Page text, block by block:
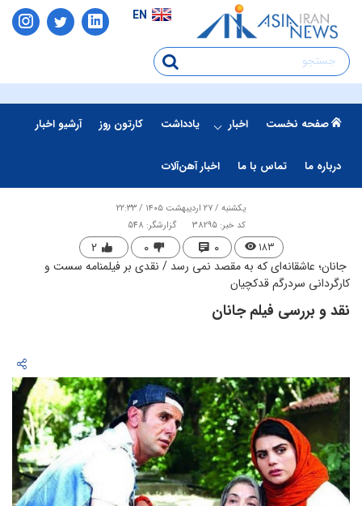
EN
صفحه نخست اخبار یادداشت کارتون روز آرشیو اخبار
درباره ما تماس با ما اخبار آهن‌آلات
یکشنبه / ۲۷ اردیبهشت ۱۴۰۵ / ۲۲:۳۳
کد خبر: 38295
گزارشگر: 548
۱۸۳ ۰ ۰ ۲
​ جانان؛ عاشقانه‌ای که به مقصد نمی رسد / نقدی بر فیلمنامه سست و
کارگردانی سردرگم قدکچیان
نقد و بررسی فیلم جانان